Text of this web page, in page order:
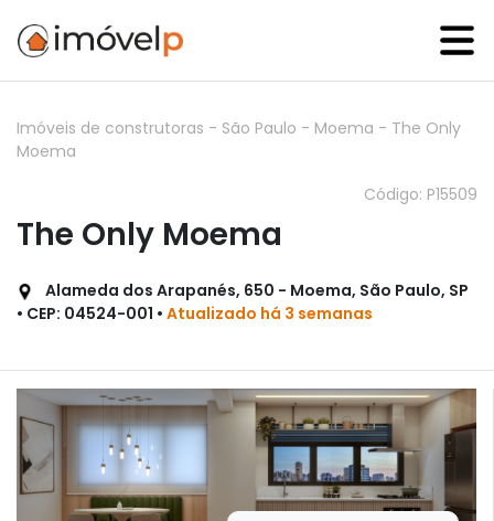
Imóveis de construtoras - São Paulo - Moema - The Only
Moema
Código: P15509
The Only Moema
Alameda dos Arapanés, 650 - Moema, São Paulo, SP
• CEP: 04524-001 • Atualizado há 3 semanas